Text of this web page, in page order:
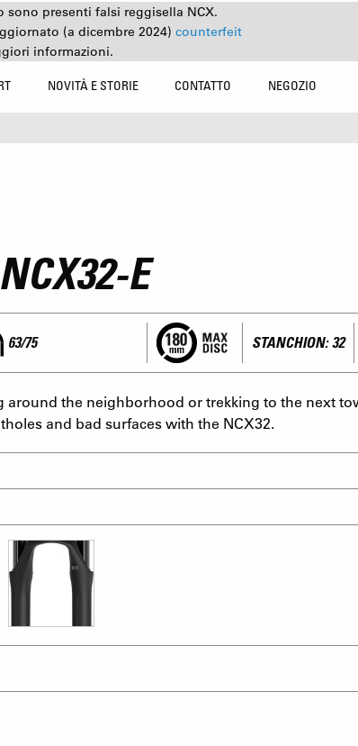
presenti falsi reggisella NCX.
(a dicembre 2024) counterfeit
informazioni.
NOVITÀ E STORIE CONTATTO NEGOZIO
E
63/75 STANCHION: 32
around the neighborhood or trekking to the next
and bad surfaces with the NCX32.